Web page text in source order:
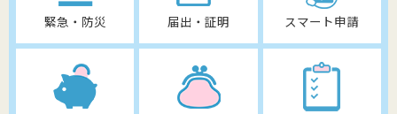
緊急・防災 届出・証明 スマート申請